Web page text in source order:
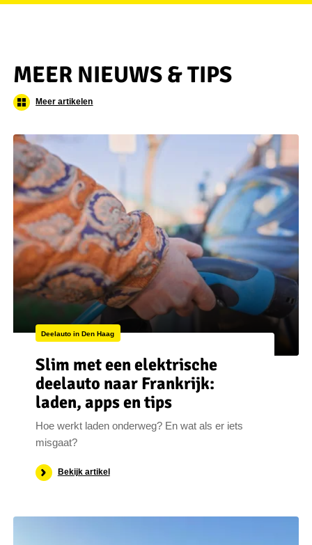
MEER NIEUWS & TIPS
Meer artikelen
Deelauto in Den Haag
Slim met een elektrische
deelauto naar Frankrijk:
laden, apps en tips
Hoe werkt laden onderweg? En wat als er iets
misgaat?
Bekijk artikel